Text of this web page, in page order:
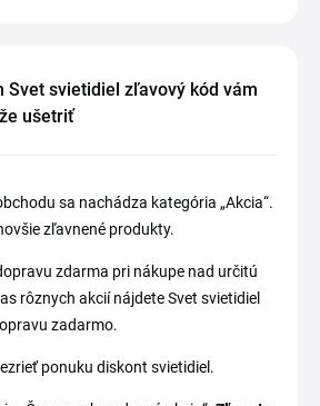
Svet svietidiel zľavový kód vám
ušetriť
sa nachádza kategória „Akcia“.
zľavnené produkty.
zdarma pri nákupe nad určitú
rôznych akcií nájdete Svet svietidiel
zadarmo.
ponuku diskont svietidiel.